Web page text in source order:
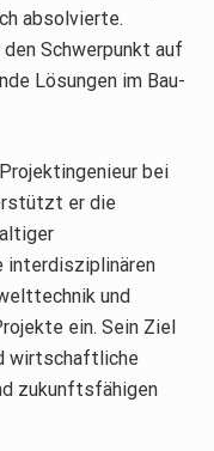
absolvierte.
Schwerpunkt auf
Lösungen im Bau-
bei
er die
interdisziplinären
und
ein. Sein Ziel
wirtschaftliche
zukunftsfähigen